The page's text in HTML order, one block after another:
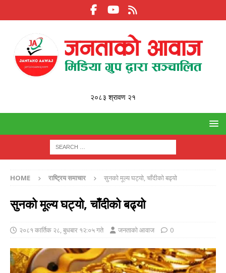
२०८३ श्रावण २१
HOME राष्ट्रिय समाचार सुनको मूल्य घट्यो, चाँदीको बढ्यो
सुनको मूल्य घट्यो, चाँदीको बढ्यो
२०८१ कार्तिक २८, बुधबार १२:०५ गते जनताको आवाज 0